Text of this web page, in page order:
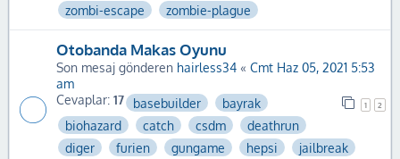
zombi-escape
zombie-plague
Otobanda Makas Oyunu
Son mesaj gönderen hairless34 « Cmt Haz 05, 2021 5:53
am
Cevaplar: 17 1 2
basebuilder
bayrak
biohazard
catch csdm
deathrun
diger
furien gungame hepsi
jailbreak